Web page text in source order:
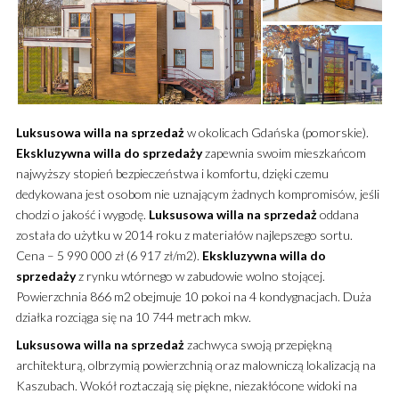
Luksusowa willa na sprzedażw okolicach Gdańska (pomorskie).
Ekskluzywna willa do sprzedażyzapewnia swoim mieszkańcom
najwyższy stopień bezpieczeństwa i komfortu, dzięki czemu
dedykowana jest osobom nie uznającym żadnych kompromisów, jeśli
chodzi o jakość i wygodę. Luksusowa willa na sprzedażoddana
została do użytku w 2014 roku z materiałów najlepszego sortu.
Cena – 5 990 000 zł (6 917 zł/m2). Ekskluzywna willa do
sprzedażyz rynku wtórnego w zabudowie wolno stojącej.
Powierzchnia 866 m2 obejmuje 10 pokoi na 4 kondygnacjach. Duża
działka rozciąga się na 10 744 metrach mkw.
Luksusowa willa na sprzedażzachwyca swoją przepiękną
architekturą, olbrzymią powierzchnią oraz malowniczą lokalizacją na
Kaszubach. Wokół roztaczają się piękne, niezakłócone widoki na